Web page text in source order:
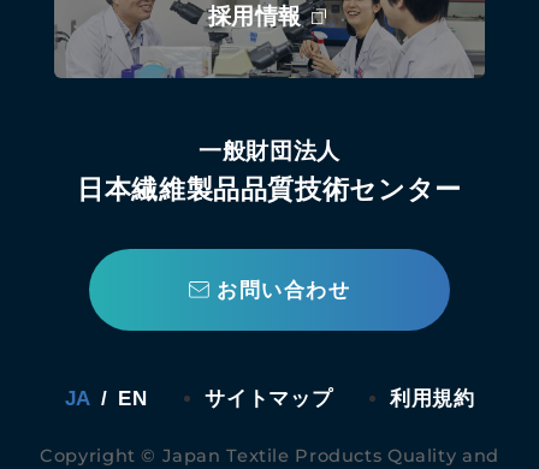
採用情報
一般財団法人
日本繊維製品品質技術センター
お問い合わせ
JA / EN サイトマップ 利用規約
Copyright © Japan Textile Products Quality and